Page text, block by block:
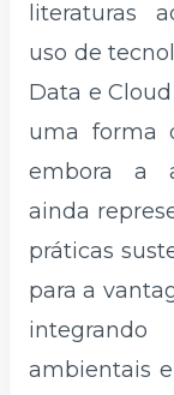
literaturas
uso de
Data e
uma forma
embora a
ainda
práticas
para a
ambientais